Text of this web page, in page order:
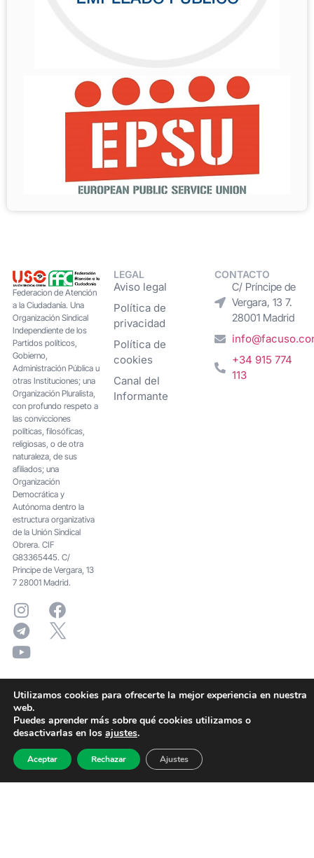
Federacion de Atención
a la Ciudadanía. Una
Organización Sindical
Independiente de los
Partidos políticos,
Gobierno,
Administración Pública u
otras Instituciones; una
Organización Pluralista,
con profundo respeto a
las convicciones
políticas, filosóficas,
religiosas, o de otra
naturaleza, de sus
afiliados; una
Organización
Democrática y
Autónoma dentro la
estructura organizativa
de la Unión Sindical
Obrera. CIF
G83365445. C/
Principe de Vergara, 13
7 28001 Madrid.
LEGAL
Aviso legal
Política de
privacidad
Política de
cookies
Canal del
Informante
CONTACTO
C/ Príncipe de
Vergara, 13 7.
28001 Madrid
+34 915 774
113
Utilizamos cookies para ofrecerte la mejor experiencia en nuestra
web.
Puedes aprender más sobre qué cookies utilizamos o
desactivarlas en los ajustes.
Aceptar Rechazar Ajustes